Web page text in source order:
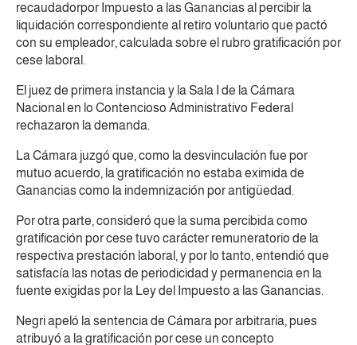
recaudadorpor Impuesto a las Ganancias al percibir la
liquidación correspondiente al retiro voluntario que pactó
con su empleador, calculada sobre el rubro gratificación por
cese laboral.
El juez de primera instancia y la Sala I de la Cámara
Nacional en lo Contencioso Administrativo Federal
rechazaron la demanda.
La Cámara juzgó que, como la desvinculación fue por
mutuo acuerdo, la gratificación no estaba eximida de
Ganancias como la indemnización por antigüedad.
Por otra parte, consideró que la suma percibida como
gratificación por cese tuvo carácter remuneratorio de la
respectiva prestación laboral, y por lo tanto, entendió que
satisfacía las notas de periodicidad y permanencia en la
fuente exigidas por la Ley del Impuesto a las Ganancias.
Negri apeló la sentencia de Cámara por arbitraria, pues
atribuyó a la gratificación por cese un concepto